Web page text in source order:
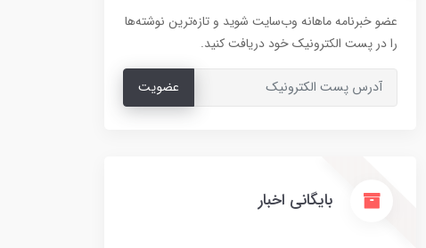
عضو خبرنامه ماهانه وب‌سایت شوید و تازه‌ترین نوشته‌ها
را در پست الکترونیک خود دریافت کنید.
عضویت
بایگانی اخبار